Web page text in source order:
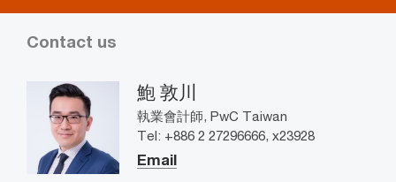
Contact us
鮑 敦川
執業會計師, PwC Taiwan
Tel: +886 2 27296666, x23928
Email